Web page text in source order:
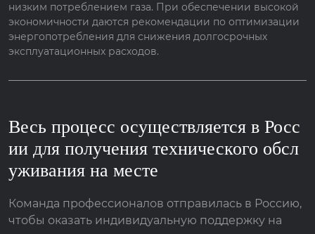
низким потреблением газа. При обеспечении высокой
экономичности даются рекомендации по оптимизации
энергопотребления для снижения долгосрочных
эксплуатационных расходов.
Весь процесс осуществляется в Росс
ии для получения технического обсл
уживания на месте
Команда профессионалов отправилась в Россию,
чтобы оказать индивидуальную поддержку на